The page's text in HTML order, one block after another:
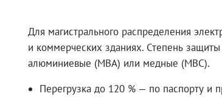
Для магистрального распределения
и коммерческих зданиях. Степень
алюминиевые (МВА) или медные (МВС).
Перегрузка до 120 % — по паспорту и